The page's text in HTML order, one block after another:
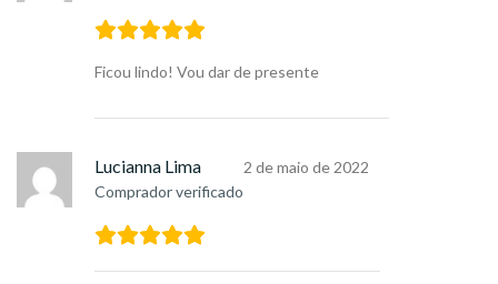
Ficou lindo! Vou dar de presente
Lucianna Lima
Comprador verificado
2 de maio de 2022